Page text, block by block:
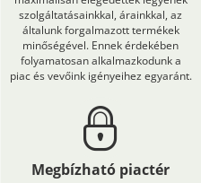
szolgáltatásainkkal, árainkkal, az
általunk forgalmazott termékek
minőségével. Ennek érdekében
folyamatosan alkalmazkodunk a
piac és vevőink igényeihez egyaránt.
Megbízható piactér